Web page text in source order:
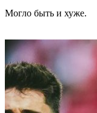
Могло быть и хуже.